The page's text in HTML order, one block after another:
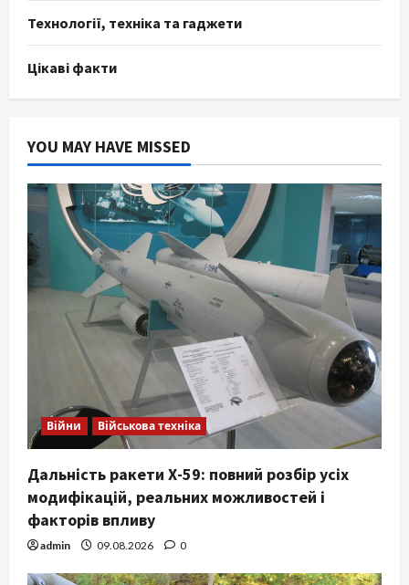
Технології, техніка та гаджети
Цікаві факти
YOU MAY HAVE MISSED
Війни Військова техніка
Дальність ракети Х-59: повний розбір усіх
модифікацій, реальних можливостей і
факторів впливу
admin 09.08.2026 0